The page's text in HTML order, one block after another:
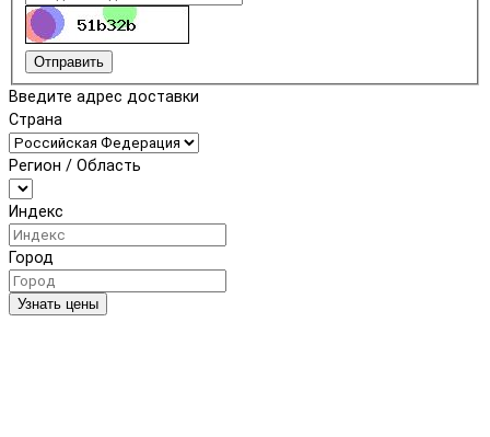
Отправить
Введите адрес доставки
Страна
Регион / Область
Индекс
Город
Узнать цены